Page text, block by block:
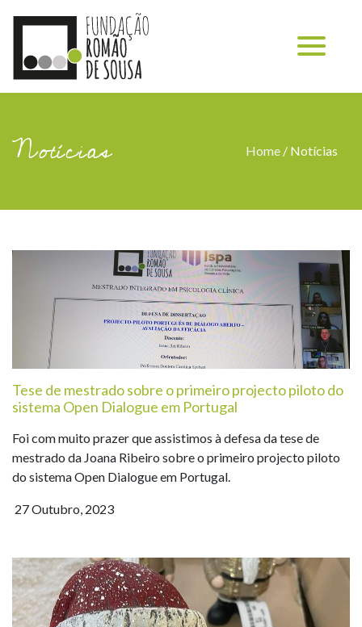
Home / Notícias
Notícias
Tese de mestrado sobre o primeiro projecto piloto do
sistema Open Dialogue em Portugal
Foi com muito prazer que assistimos à defesa da tese de
mestrado da Joana Ribeiro sobre o primeiro projecto piloto
do sistema Open Dialogue em Portugal.
27 Outubro, 2023